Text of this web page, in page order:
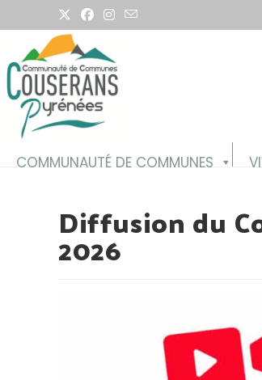
content
COMMUNAUTÉ DE COMMUNES
Diffusion du
2026